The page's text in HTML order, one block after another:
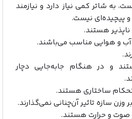
به شاتر کمی نیاز دارد و نیازمند
نیست.
هستند.
و هوایی مناسب می‌باشند.
و در هنگام جابه‌جایی دچار
ساختاری هستند.
وزن سازه تاثیر آن‌چنانی نمی‌گذارند.
صوت و حرارت هستند.